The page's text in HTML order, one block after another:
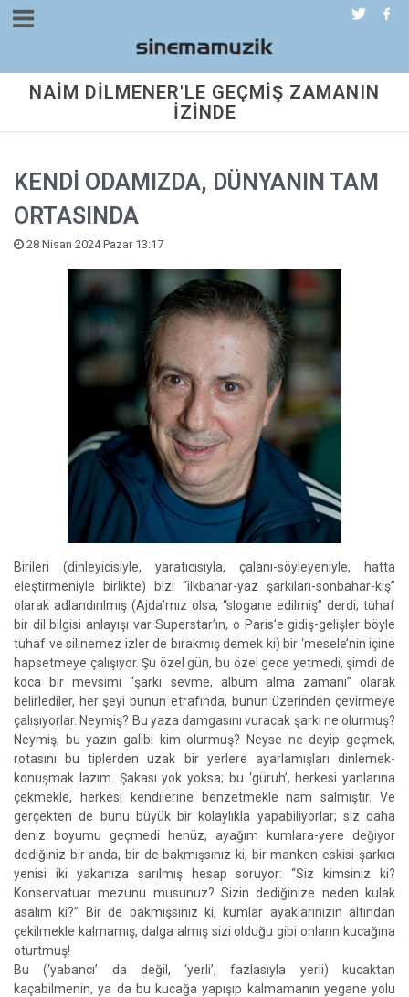
NAİM DİLMENER'LE GEÇMİŞ ZAMANIN
İZİNDE
KENDİ ODAMIZDA, DÜNYANIN TAM
ORTASINDA
28 Nisan 2024 Pazar 13:17
Birileri (dinleyicisiyle, yaratıcısıyla, çalanı-söyleyeniyle, hatta
eleştirmeniyle birlikte) bizi “ilkbahar-yaz şarkıları-sonbahar-kış”
olarak adlandırılmış (Ajda’mız olsa, “slogane edilmiş” derdi; tuhaf
bir dil bilgisi anlayışı var Superstar’ın, o Paris’e gidiş-gelişler böyle
tuhaf ve silinemez izler de bırakmış demek ki) bir ‘mesele’nin içine
hapsetmeye çalışıyor. Şu özel gün, bu özel gece yetmedi, şimdi de
koca bir mevsimi “şarkı sevme, albüm alma zamanı” olarak
belirlediler, her şeyi bunun etrafında, bunun üzerinden çevirmeye
çalışıyorlar. Neymiş? Bu yaza damgasını vuracak şarkı ne olurmuş?
Neymiş, bu yazın galibi kim olurmuş? Neyse ne deyip geçmek,
rotasını bu tiplerden uzak bir yerlere ayarlamışları dinlemek-
konuşmak lazım. Şakası yok yoksa; bu ‘güruh’, herkesi yanlarına
çekmekle, herkesi kendilerine benzetmekle nam salmıştır. Ve
gerçekten de bunu büyük bir kolaylıkla yapabiliyorlar; siz daha
deniz boyumu geçmedi henüz, ayağım kumlara-yere değiyor
dediğiniz bir anda, bir de bakmışsınız ki, bir manken eskisi-şarkıcı
yenisi iki yakanıza sarılmış hesap soruyor: “Siz kimsiniz ki?
Konservatuar mezunu musunuz? Sizin dediğinize neden kulak
asalım ki?” Bir de bakmışsınız ki, kumlar ayaklarınızın altından
çekilmekle kalmamış, dalga almış sizi olduğu gibi onların kucağına
oturtmuş!
Bu (‘yabancı’ da değil, ‘yerli’, fazlasıyla yerli) kucaktan
kaçabilmenin, ya da bu kucağa yapışıp kalmamanın yegane yolu